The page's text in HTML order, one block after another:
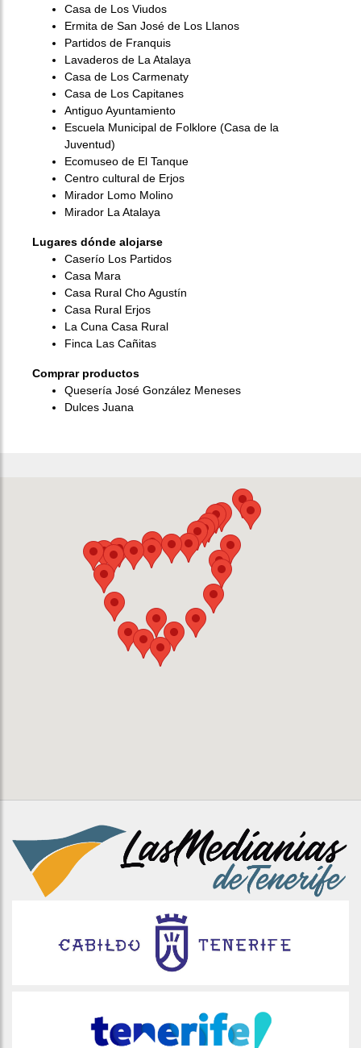
Casa de Los Viudos
Ermita de San José de Los Llanos
Partidos de Franquis
Lavaderos de La Atalaya
Casa de Los Carmenaty
Casa de Los Capitanes
Antiguo Ayuntamiento
Escuela Municipal de Folklore (Casa de la
Juventud)
Ecomuseo de El Tanque
Centro cultural de Erjos
Mirador Lomo Molino
Mirador La Atalaya
Lugares dónde alojarse
Caserío Los Partidos
Casa Mara
Casa Rural Cho Agustín
Casa Rural Erjos
La Cuna Casa Rural
Finca Las Cañitas
Comprar productos
Quesería José González Meneses
Dulces Juana